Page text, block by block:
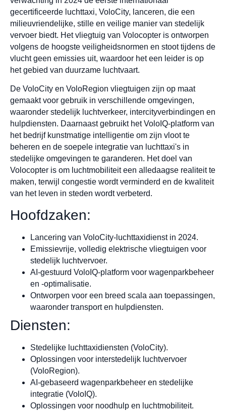
gecertificeerde luchttaxi, VoloCity, lanceren, die een
milieuvriendelijke, stille en veilige manier van stedelijk
vervoer biedt. Het vliegtuig van Volocopter is ontworpen
volgens de hoogste veiligheidsnormen en stoot tijdens de
vlucht geen emissies uit, waardoor het een leider is op
het gebied van duurzame luchtvaart.
De VoloCity en VoloRegion vliegtuigen zijn op maat
gemaakt voor gebruik in verschillende omgevingen,
waaronder stedelijk luchtverkeer, intercityverbindingen en
hulpdiensten. Daarnaast gebruikt het VoloIQ-platform van
het bedrijf kunstmatige intelligentie om zijn vloot te
beheren en de soepele integratie van luchttaxi's in
stedelijke omgevingen te garanderen. Het doel van
Volocopter is om luchtmobiliteit een alledaagse realiteit te
maken, terwijl congestie wordt verminderd en de kwaliteit
van het leven in steden wordt verbeterd.
Hoofdzaken:
Lancering van VoloCity-luchttaxidienst in 2024.
Emissievrije, volledig elektrische vliegtuigen voor
stedelijk luchtvervoer.
AI-gestuurd VoloIQ-platform voor wagenparkbeheer
en -optimalisatie.
Ontworpen voor een breed scala aan toepassingen,
waaronder transport en hulpdiensten.
Diensten:
Stedelijke luchttaxidiensten (VoloCity).
Oplossingen voor interstedelijk luchtvervoer
(VoloRegion).
AI-gebaseerd wagenparkbeheer en stedelijke
integratie (VoloIQ).
Oplossingen voor noodhulp en luchtmobiliteit.